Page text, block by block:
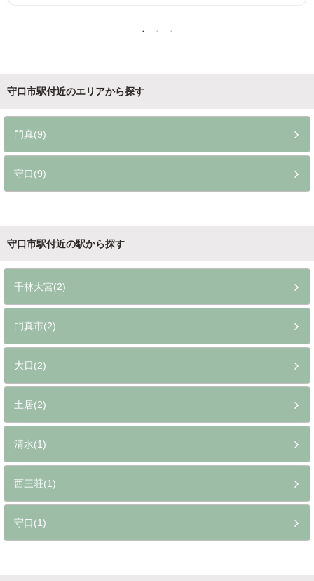
守口市駅付近のエリアから探す
門真(9)
守口(9)
守口市駅付近の駅から探す
千林大宮(2)
門真市(2)
大日(2)
土居(2)
清水(1)
西三荘(1)
守口(1)